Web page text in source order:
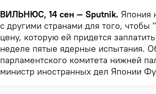
ВИЛЬНЮС, 14 сен — Sputnik. Япония
с другими странами для того, чтобы
цену, которую ей придется
неделе пятые ядерные испытания.
парламентского комитета нижней
министр иностранных дел Японии